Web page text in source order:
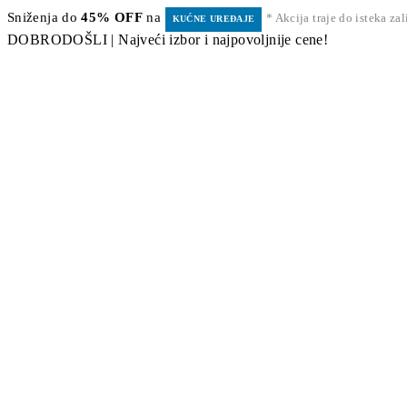
Sniženja do45% OFF na KUĆNE UREĐAJE * Akcija traje do isteka
DOBRODOŠLI | Najveći izbor i najpovoljnije cene!